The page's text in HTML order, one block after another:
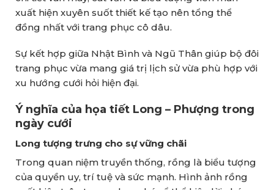
xuất hiện xuyên suốt thiết kế tạo nên tổng thể
đồng nhất với trang phục cô dâu.
Sự kết hợp giữa Nhật Bình và Ngũ Thân giúp bộ đôi
trang phục vừa mang giá trị lịch sử vừa phù hợp với
xu hướng cưới hỏi hiện đại.
Ý nghĩa của họa tiết Long – Phượng trong
ngày cưới
Long tượng trưng cho sự vững chãi
Trong quan niệm truyền thống, rồng là biểu tượng
của quyền uy, trí tuệ và sức mạnh. Hình ảnh rồng